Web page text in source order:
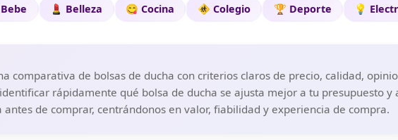
💄 Belleza 😋 Cocina 🚸 Colegio 🏆 Deporte 💡
comparativa de bolsas de ducha con criterios claros de precio, calidad,
rápidamente qué bolsa de ducha se ajusta mejor a tu presupuesto
de comprar, centrándonos en valor, fiabilidad y experiencia de compra.